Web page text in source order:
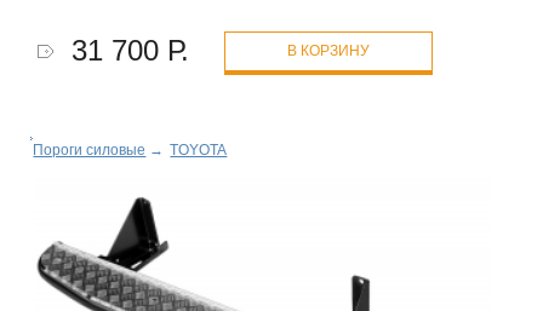
31 700 Р. В КОРЗИНУ
Пороги силовые → TOYOTA